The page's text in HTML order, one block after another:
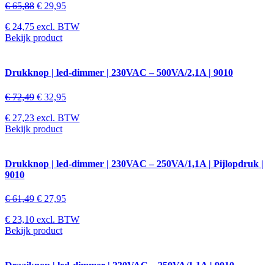
€65,88 € 29,95
€ 24,75 excl. BTW
Bekijk product
Drukknop | led-dimmer | 230VAC – 500VA/2,1A | 9010
€72,49 € 32,95
€ 27,23 excl. BTW
Bekijk product
Drukknop | led-dimmer | 230VAC – 250VA/1,1A | Pijlopdruk |
9010
€61,49 € 27,95
€ 23,10 excl. BTW
Bekijk product